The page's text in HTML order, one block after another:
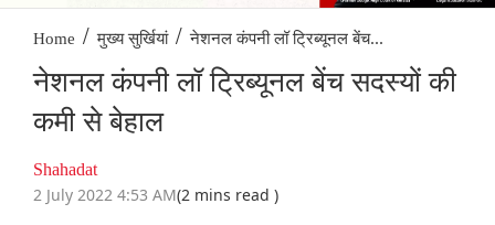
Home / मुख्य सुर्खियां / नेशनल कंपनी लॉ ट्रिब्यूनल बेंच...
नेशनल कंपनी लॉ ट्रिब्यूनल बेंच सदस्यों की
कमी से बेहाल
Shahadat
2 July 2022 4:53 AM(2 mins read )